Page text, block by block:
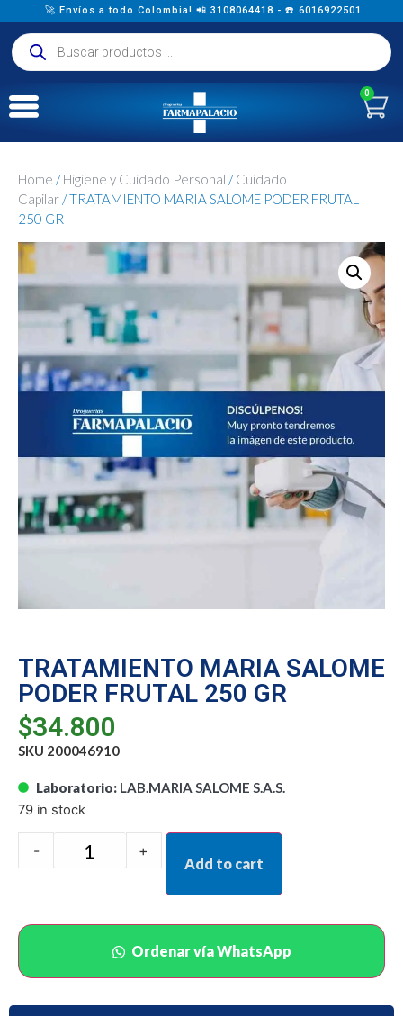
🚀 Envíos a todo Colombia! 📲 3108064418 - ☎️ 6016922501
0
Home /Higiene y Cuidado Personal /Cuidado
Capilar / TRATAMIENTO MARIA SALOME PODER FRUTAL
250 GR
TRATAMIENTO MARIA SALOME
PODER FRUTAL 250 GR
$34.800
SKU 200046910
Laboratorio: LAB.MARIA SALOME S.A.S.
79 in stock
- +
Add to cart
Ordenar vía WhatsApp